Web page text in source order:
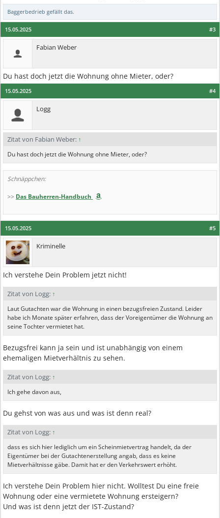
Baggerbedrieb gefällt das.
#3
15.05.2025
Fabian Weber
Du hast doch jetzt die Wohnung ohne Mieter, oder?
#4
15.05.2025
Logg
Zitat von Fabian Weber: ↑
Du hast doch jetzt die Wohnung ohne Mieter, oder?
Schnäppchen:
>> Das Bauherren-Handbuch
#5
15.05.2025
Kriminelle
Ich verstehe Dein Problem jetzt nicht!
Zitat von Logg: ↑
Laut Gutachten war die Wohnung in einen bezugsfreien Zustand. Leider
habe ich Monate später erfahren, dass der Voreigentümer die Wohnung an
seine Tochter vermietet hat.
Bezugsfrei kann ja sein und ist unabhängig von einem
ehemaligen Mietverhältnis zu sehen.
Zitat von Logg: ↑
Ich gehe davon aus,
Du gehst von was aus und was ist denn real?
Zitat von Logg: ↑
dass es sich hier lediglich um ein Scheinmietvertrag handelt, da der
Eigentümer bei der Gutachtenerstellung angab, dass es keine
Mietverhältnisse gäbe. Damit hat er den Verkehrswert erhöht.
Ich verstehe Dein Problem hier nicht. Wolltest Du eine freie
Wohnung oder eine vermietete Wohnung ersteigern?
Und was ist denn jetzt der IST-Zustand?